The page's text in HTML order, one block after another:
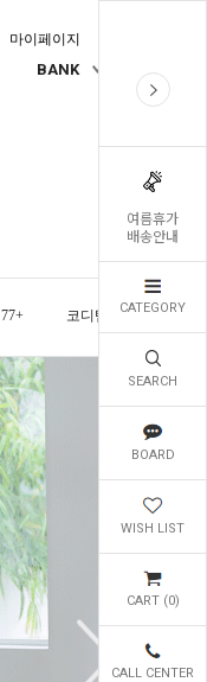
여름휴가
배송안내
CATEGORY
SEARCH
BOARD
WISH LIST
CART (0)
CALL CENTER
마이페이지
BANK
77+ 코디템 오늘발송